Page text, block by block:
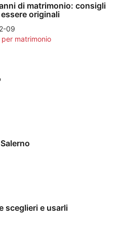
di matrimonio: consigli
originali
09
per matrimonio
sceglieri e usarli